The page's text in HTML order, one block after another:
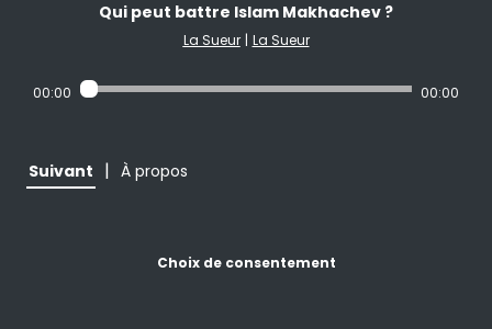
Qui peut battre Islam Makhachev ?
La Sueur | La Sueur
00:00 00:00
Suivant | À propos
Choix de consentement